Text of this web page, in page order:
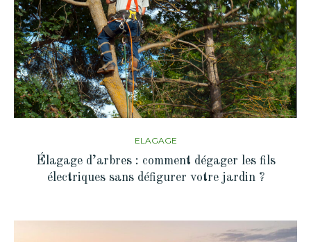
ELAGAGE
Élagage d’arbres : comment dégager les fils
électriques sans défigurer votre jardin ?